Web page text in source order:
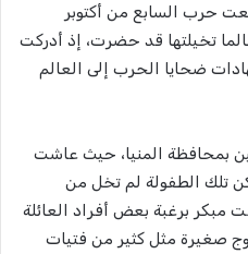
حرب السابع من أكتوبر
طالما تخيلتها قد حضرت، إذ أدركت
ضحايا الحرب إلى العالم
بمحافظة المنيا، حيث عاشت
تلك الطفولة لم تخل من
برغبة بعض أفراد العائلة
صغيرة مثل كثير من فتيات